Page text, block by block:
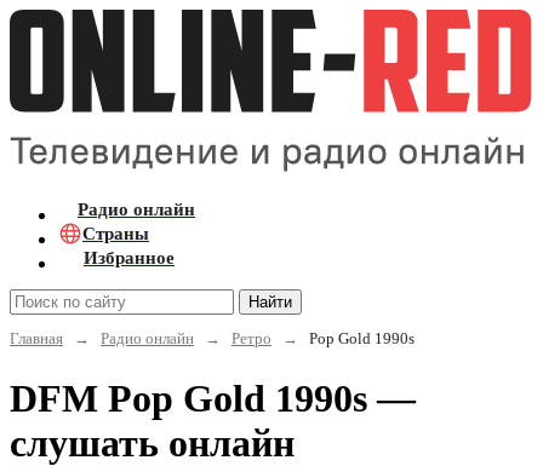
Радио онлайн
Страны
Избранное
Найти
Главная
→ Радио онлайн → Ретро → Pop Gold 1990s
DFM Pop Gold 1990s —
слушать онлайн